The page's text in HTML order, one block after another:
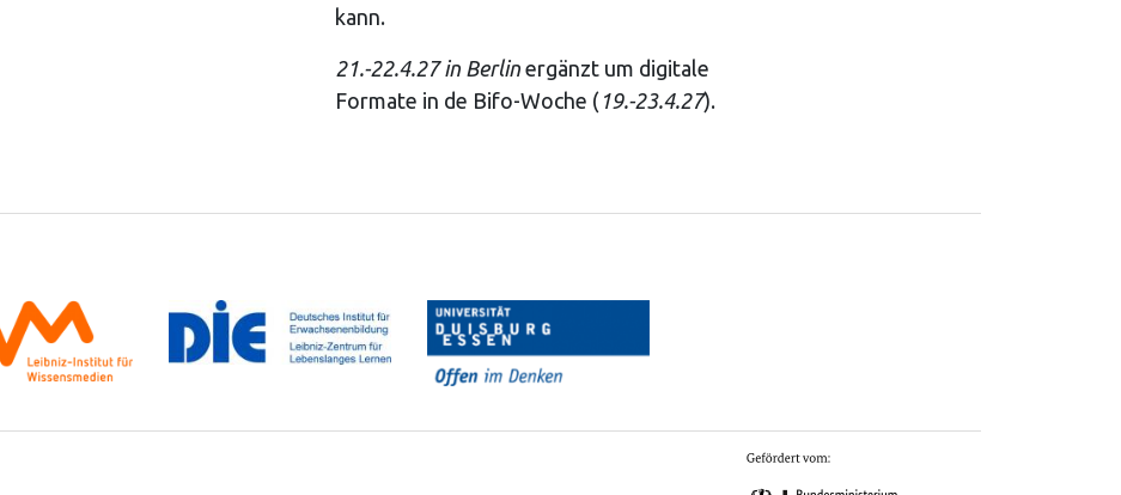
kann.
21.-22.4.27 in Berlin ergänzt um digitale
Formate in de Bifo-Woche ( 19.-23.4.27).